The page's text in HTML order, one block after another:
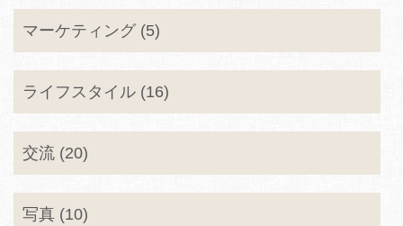
マーケティング (5)
ライフスタイル (16)
交流 (20)
写真 (10)